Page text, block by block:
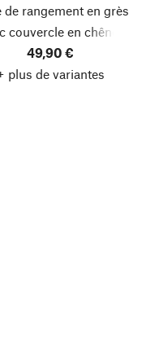
de rangement en grès
couvercle en chêne,
1000 ml
49,90 €
plus de variantes